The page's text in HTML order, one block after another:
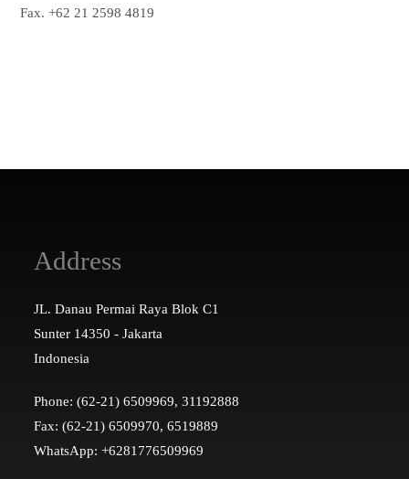
Fax. +62 21 2598 4819
Address
JL. Danau Permai Raya Blok C1
Sunter 14350 - Jakarta
Indonesia
Phone: (62-21) 6509969, 31192888
Fax: (62-21) 6509970, 6519889
WhatsApp: +6281776509969